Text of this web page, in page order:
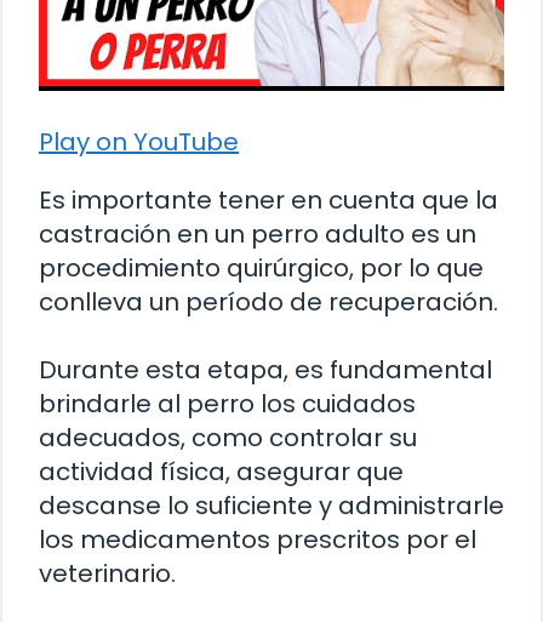
Play on YouTube
Es importante tener en cuenta que la
castración en un perro adulto es un
procedimiento quirúrgico, por lo que
conlleva un período de recuperación.
Durante esta etapa, es fundamental
brindarle al perro los cuidados
adecuados, como controlar su
actividad física, asegurar que
descanse lo suficiente y administrarle
los medicamentos prescritos por el
veterinario.